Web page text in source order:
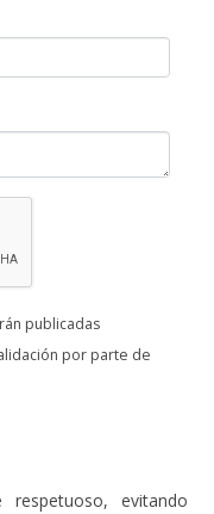
publicadas
por parte de
evitando